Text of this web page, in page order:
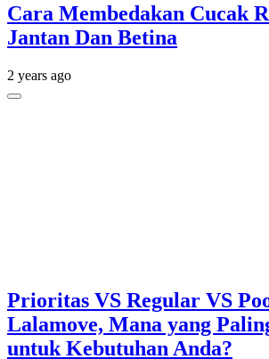
Cara Membedakan Cucak
Jantan Dan Betina
2 years ago
Prioritas VS Regular VS
Lalamove, Mana yang
untuk Kebutuhan Anda?